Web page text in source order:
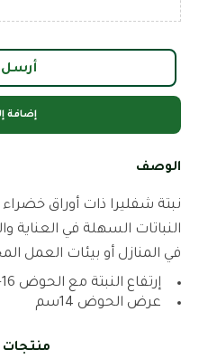
إضافة
أرسل
الوصف
نبتة شفليرا ذات أوراق
النباتات السهلة في
في المنازل أو بيئات العمل
إرتفاع النبتة مع الحوض 16- 18 سم
عرض الحوض 14سم